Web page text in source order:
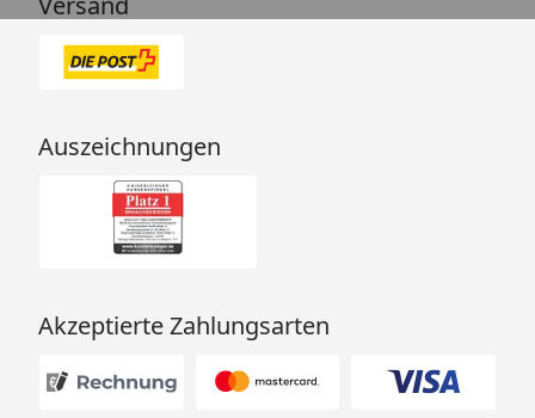
Auszeichnungen
Akzeptierte Zahlungsarten